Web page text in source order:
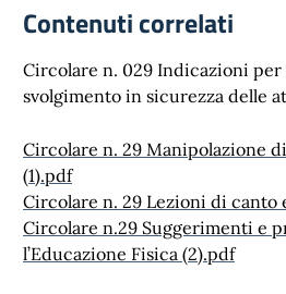
Contenuti correlati
Circolare n. 029 Indicazioni
svolgimento in sicurezza delle
Circolare n. 29 Manipolazione
(1).pdf
Circolare n. 29 Lezioni di canto
Circolare n.29 Suggerimenti e
l’Educazione Fisica (2).pdf